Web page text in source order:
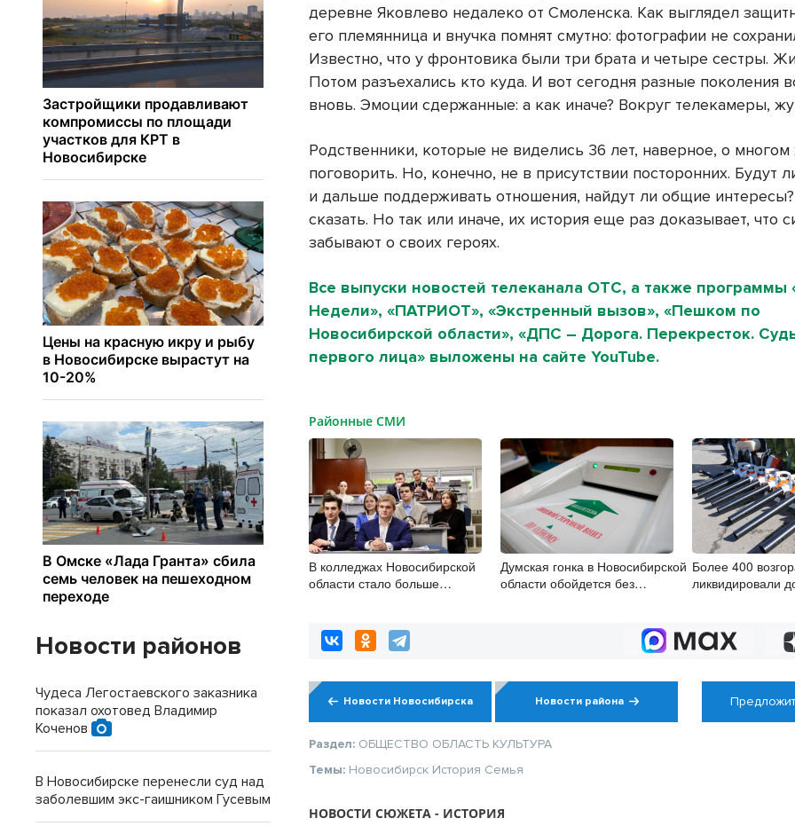
деревне Яковлево недалеко от Смоленска. Как выглядел
его племянница и внучка помнят смутно: фотографии не
Известно, что у фронтовика были три брата и четыре сестры.
Потом разъехались кто куда. И вот сегодня разные поколения
вновь. Эмоции сдержанные: а как иначе? Вокруг телекамеры,
Родственники, которые не виделись 36 лет, наверное, о многом
поговорить. Но, конечно, не в присутствии посторонних. Будут
и дальше поддерживать отношения, найдут ли общие
сказать. Но так или иначе, их история еще раз доказывает, что
забывают о своих героях.
Все выпуски новостей телеканала ОТС, а также программы
Недели», «ПАТРИОТ», «Экстренный вызов», «Пешком по
Новосибирской области», «ДПС – Дорога. Перекресток.
первого лица» выложены на сайте YouTube.
Районные СМИ
В колледжах Новосибирской
области стало больше
Думская гонка в Новосибирской
области обойдется без
Более 400
ликвидировали
Новости Новосибирска Новости района
Раздел: ОБЩЕСТВО ОБЛАСТЬ КУЛЬТУРА
Темы: Новосибирск История Семья
НОВОСТИ СЮЖЕТА - ИСТОРИЯ
Новости районов
Чудеса Легостаевского заказника
показал охотовед Владимир
Коченов
В Новосибирске перенесли суд над
заболевшим экс-гаишником Гусевым